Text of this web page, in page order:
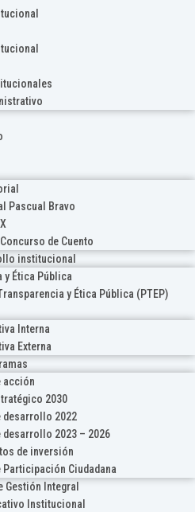
Pascual Bravo
de Cuento
institucional
y Ética Pública
y Ética Pública (PTEP)
Interna
Externa
acción
2030
desarrollo 2022
desarrollo 2023 – 2026
de inversión
Participación Ciudadana
Gestión Integral
Institucional